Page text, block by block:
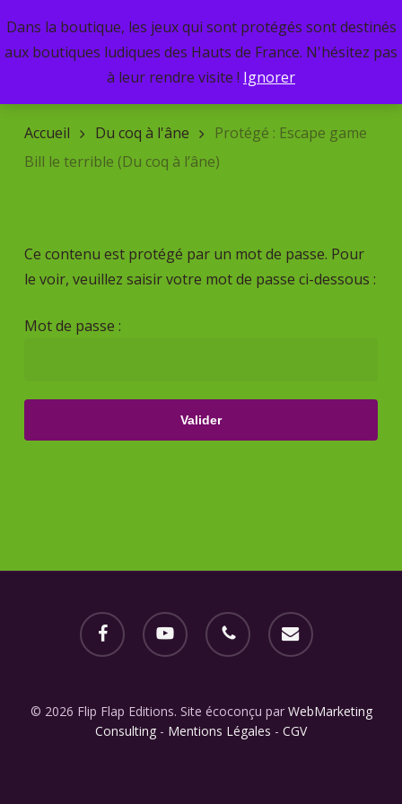
Dans la boutique, les jeux qui sont protégés sont destinés
aux boutiques ludiques des Hauts de France. N'hésitez pas
à leur rendre visite ! Ignorer
to
main
produits
Menu
Accueil Du coq à l'âne
Protégé : Escape game
Bill le terrible (Du coq à l’âne)
Ce contenu est protégé par un mot de passe. Pour
le voir, veuillez saisir votre mot de passe ci-dessous :
Mot de passe :
facebook youtube phone email
© 2026 Flip Flap Editions. Site écoconçu par WebMarketing
Consulting - Mentions Légales - CGV